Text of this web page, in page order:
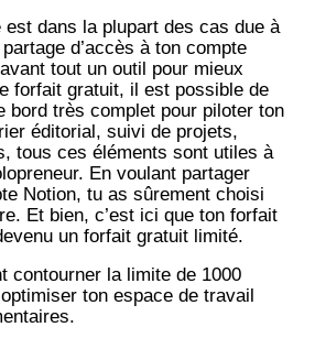
dans la plupart des cas due à
d’accès à ton compte
tout un outil pour mieux
forfait gratuit, il est possible de
bord très complet pour piloter ton
éditorial, suivi de projets,
tous ces éléments sont utiles à
En voulant partager
Notion, tu as sûrement choisi
Et bien, c’est ici que ton forfait
un forfait gratuit limité.
contourner la limite de 1000
ton espace de travail